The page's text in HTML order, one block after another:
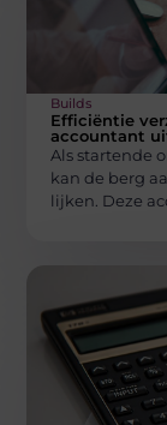
Builds
Efficiëntie
accountant
Als startende
kan de berg
lijken. Deze